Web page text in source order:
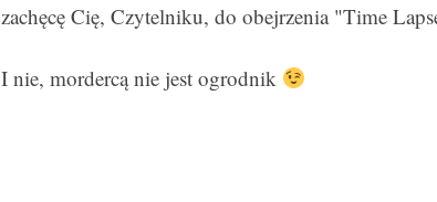
zachęcę Cię, Czytelniku, do obejrzenia "Time
I nie, mordercą nie jest ogrodnik